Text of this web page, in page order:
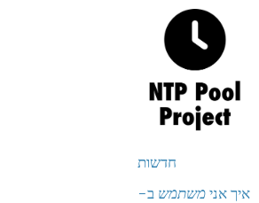
חדשות
איך אנימשתמש ב-